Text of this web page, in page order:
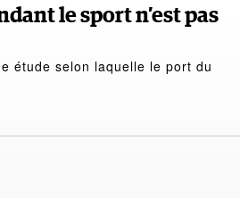
le sport n’est pas
étude selon laquelle le port du